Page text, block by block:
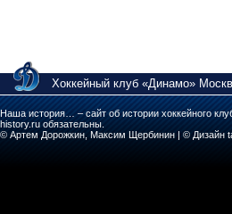
Хоккейный клуб «Динамо»
Наша история… – сайт об истории хоккейного
history.ru обязательны.
© Артем Дорожкин, Максим Щербинин | © Дизайн